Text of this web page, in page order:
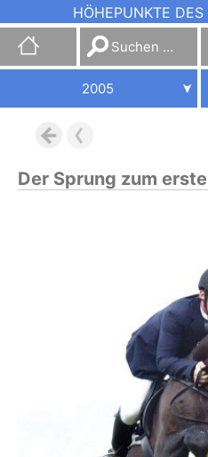
HÖHEPUNKTE DES
Suchen
nach:
2005
Der Sprung zum